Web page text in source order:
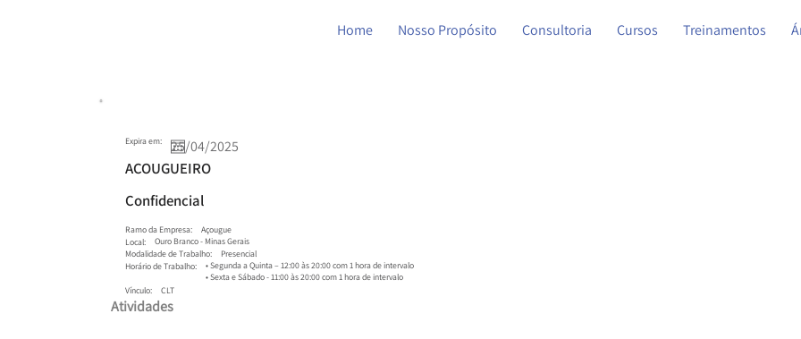
Home Nosso Propósito Consultoria Cursos Treinamentos
Atividades
• Segunda a Quinta – 12:00 às 20:00 com 1 hora de intervalo
• Sexta e Sábado - 11:00 às 20:00 com 1 hora de intervalo
Horário de Trabalho:
CLT
Vínculo:
Presencial
Modalidade de Trabalho:
Açougue
Ramo da Empresa:
Confidencial
AÇOUGUEIRO
Expira em:
Ouro Branco - Minas Gerais
Local: